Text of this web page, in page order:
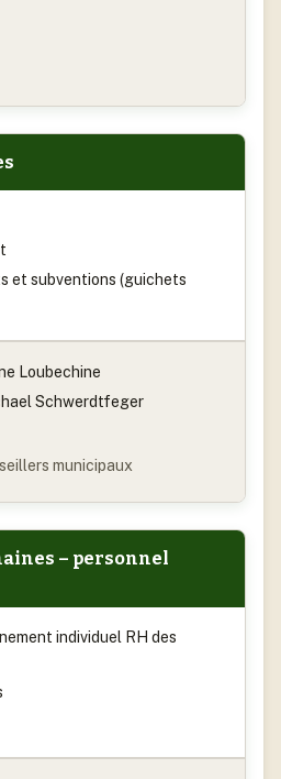
et subventions (guichets
Loubechine
Schwerdtfeger
municipaux
– personnel
individuel RH des